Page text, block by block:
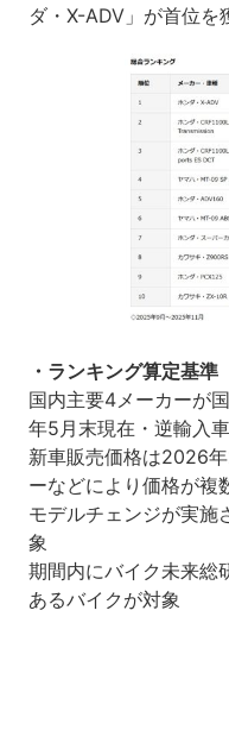
ダ・X-ADV」が首位を
・ランキング算定基準
国内主要4メーカーが
年5月末現在・逆輸入
新車販売価格は2026
ーなどにより価格が複
モデルチェンジが実施
象
期間内にバイク未来総
あるバイクが対象